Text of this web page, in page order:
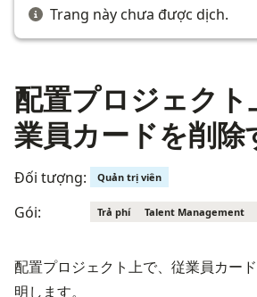
Trang này chưa được dịch.
配置プロジェクト
業員カードを削除
Đối tượng: Quản trị viên
Gói: Trả phí Talent Management
配置プロジェクト上で、従業員カー
明します。